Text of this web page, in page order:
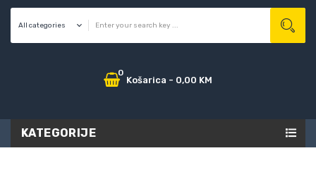
Košarica
0
- 0,00 KM
KATEGORIJE